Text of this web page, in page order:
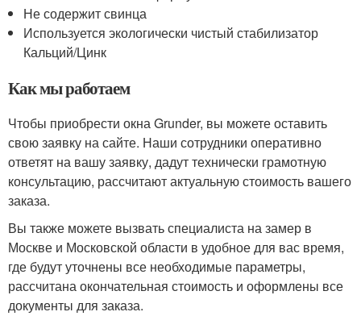
Не содержит свинца
Используется экологически чистый стабилизатор
Кальций/Цинк
Как мы работаем
Чтобы приобрести окна Grunder, вы можете оставить
свою заявку на сайте. Наши сотрудники оперативно
ответят на вашу заявку, дадут технически грамотную
консультацию, рассчитают актуальную стоимость вашего
заказа.
Вы также можете вызвать специалиста на замер в
Москве и Московской области в удобное для вас время,
где будут уточнены все необходимые параметры,
рассчитана окончательная стоимость и оформлены все
документы для заказа.